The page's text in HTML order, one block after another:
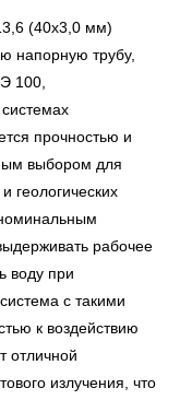
(40х3,0 мм)
напорную трубу,
100,
прочностью и
выбором для
геологических
рабочее
воду при
с такими
к воздействию
отличной
излучения, что